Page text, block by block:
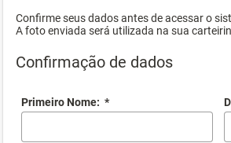
Confirme seus dados antes de acessar o
A foto enviada será utilizada na sua
Confirmação de dados
Primeiro Nome: *